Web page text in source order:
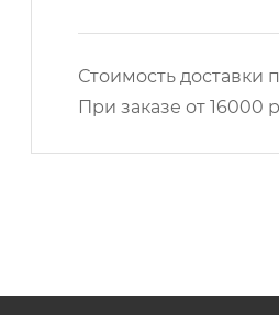
Стоимость доставки
При заказе от 16000